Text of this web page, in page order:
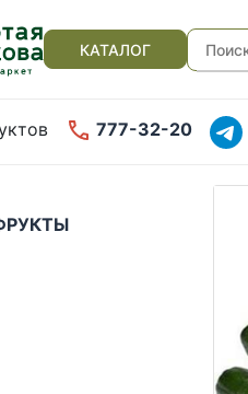
КАТАЛОГ
777-32-20